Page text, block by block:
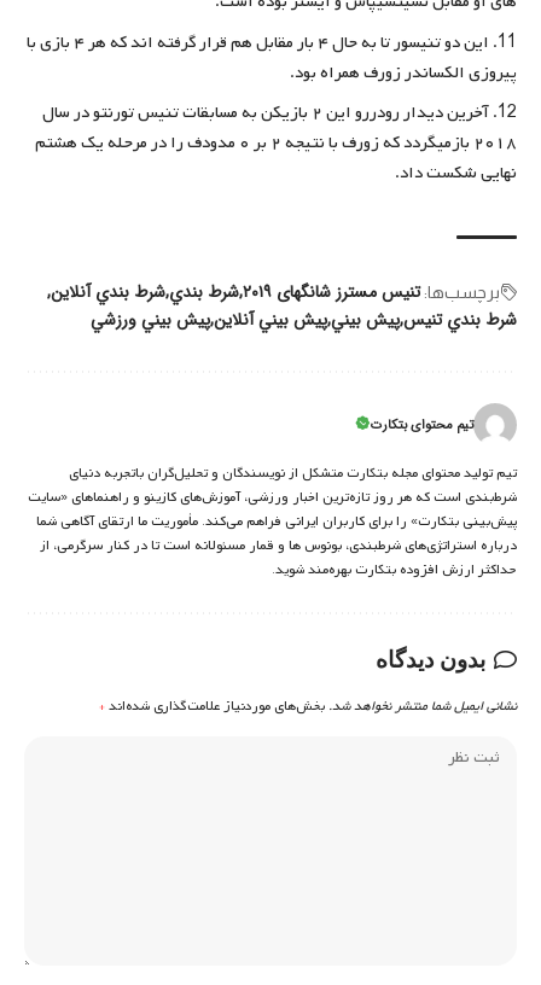
این دو تنیسور تا به حال ۴ بار مقابل هم قرار گرفته اند که هر ۴ بازی با
پیروزی الکساندر زورف همراه بود.
آخرین دیدار رودررو این ۲ بازیکن به مسابقات تنیس تورنتو در سال
۲۰۱۸ بازمیگردد که زورف با نتیجه ۲ بر ۰ مدودف را در مرحله یک هشتم
نهایی شکست داد.
برچسب‌‌ها: تنیس مسترز شانگهای ۲۰۱۹ شرط بنديشرط بندي آنلاين
شرط بندي تنیسپيش بينيپيش بيني آنلاينپيش بيني ورزشي
تیم محتوای بتکارت
تیم تولید محتوای مجله بتکارت متشکل از نویسندگان و تحلیل‌گران باتجربه دنیای
شرط‌بندی است که هر روز تازه‌ترین اخبار ورزشی، آموزش‌های کازینو و راهنماهای «سایت
پیش‌بینی بتکارت» را برای کاربران ایرانی فراهم می‌کند. مأموریت ما ارتقای آگاهی شما
درباره استراتژی‌های شرطبندی، بونوس ها و قمار مسئولانه است تا در کنار سرگرمی، از
حداکثر ارزش افزوده بتکارت بهره‌مند شوید.
بدون دیدگاه
نشانی ایمیل شما منتشر نخواهد شد. بخش‌های موردنیاز علامت‌گذاری شده‌اند*